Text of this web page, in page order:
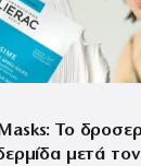
Το
μετά